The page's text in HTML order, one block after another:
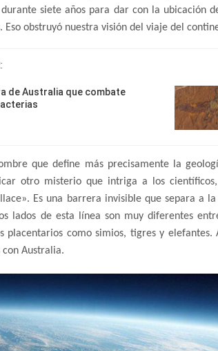
siete años para dar con la ubicación
obstruyó nuestra visión del viaje del
de Australia que combate
que define más precisamente la
otro misterio que intriga a los
Es una barrera invisible que separa a
lados de esta línea son muy diferentes
placentarios como simios, tigres y elefantes.
Australia.